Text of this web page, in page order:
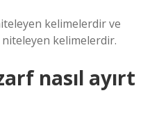
kelimelerdir ve
kelimelerdir.
nasıl ayırt